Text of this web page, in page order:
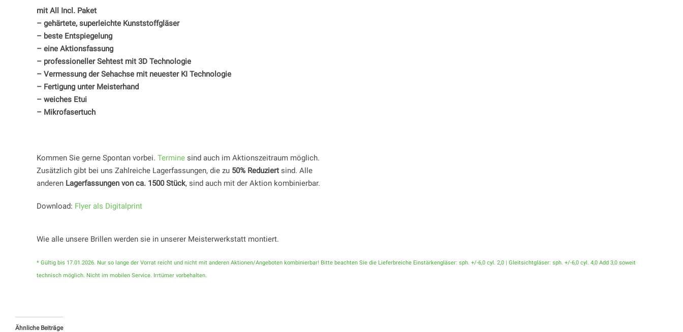
mit All Incl. Paket
– gehärtete, superleichte Kunststoffgläser
– beste Entspiegelung
– eine Aktionsfassung
– professioneller Sehtest mit 3D Technologie
– Vermessung der Sehachse mit neuester KI Technologie
– Fertigung unter Meisterhand
– weiches Etui
– Mikrofasertuch
Kommen Sie gerne Spontan vorbei. Terminesind auch im Aktionszeitraum möglich.
Zusätzlich gibt bei uns Zahlreiche Lagerfassungen, die zu 50% Reduziertsind. Alle
anderen Lagerfassungen von ca. 1500 Stück, sind auch mit der Aktion kombinierbar.
Download: Flyer als Digitalprint
Wie alle unsere Brillen werden sie in unserer Meisterwerkstatt montiert.
* Gültig bis 17.01.2026. Nur so lange der Vorrat reicht und nicht mit anderen Aktionen/Angeboten kombinierbar! Bitte beachten Sie die Lieferbreiche Einstärkengläser: sph. +/-6,0 cyl. 2,0 | Gleitsichtgläser: sph. +/-6,0 cyl. 4,0 Add 3,0 soweit
technisch möglich. Nicht im mobilen Service. Irrtümer vorbehalten.
Ähnliche Beiträge